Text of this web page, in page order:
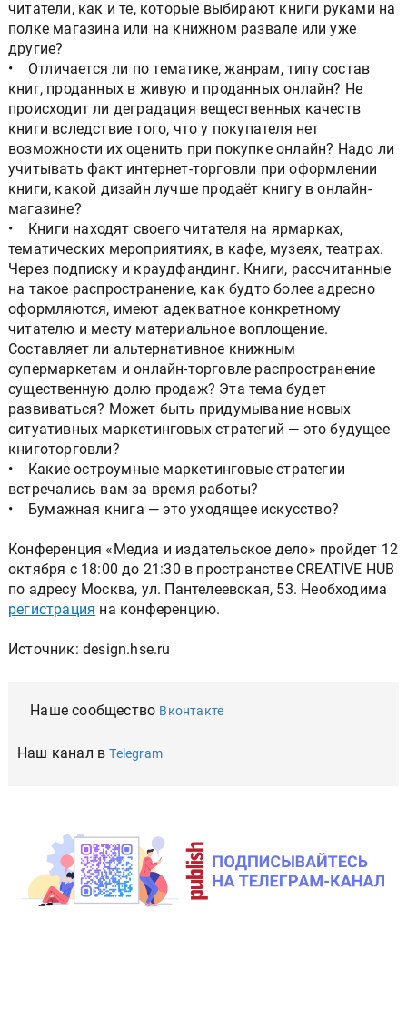
читатели, как и те, которые выбирают книги руками на
полке магазина или на книжном развале или уже
другие?
• Отличается ли по тематике, жанрам, типу состав
книг, проданных в живую и проданных онлайн? Не
происходит ли деградация вещественных качеств
книги вследствие того, что у покупателя нет
возможности их оценить при покупке онлайн? Надо ли
учитывать факт интернет-торговли при оформлении
книги, какой дизайн лучше продаёт книгу в онлайн-
магазине?
• Книги находят своего читателя на ярмарках,
тематических мероприятиях, в кафе, музеях, театрах.
Через подписку и краудфандинг. Книги, рассчитанные
на такое распространение, как будто более адресно
оформляются, имеют адекватное конкретному
читателю и месту материальное воплощение.
Составляет ли альтернативное книжным
супермаркетам и онлайн-торговле распространение
существенную долю продаж? Эта тема будет
развиваться? Может быть придумывание новых
ситуативных маркетинговых стратегий — это будущее
книготорговли?
• Какие остроумные маркетинговые стратегии
встречались вам за время работы?
• Бумажная книга — это уходящее искусство?
Конференция «Медиа и издательское дело» пройдет 12
октября с 18:00 до 21:30 в пространстве CREATIVE HUB
по адресу Москва, ул. Пантелеевская, 53. Необходима
регистрация на конференцию.
Источник: design.hse.ru
Наше сообщество Вконтакте
Наш канал вTelegram